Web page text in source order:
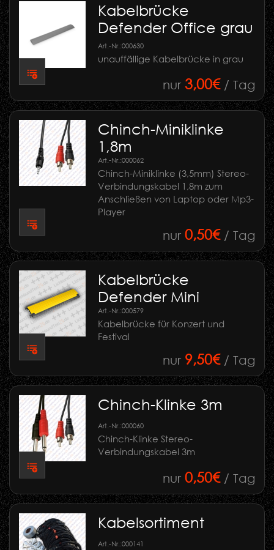
Kabelbrücke
Defender Office grau
unauffällige Kabelbrücke in grau
Art.-Nr.:000630
nur 3,00€/ Tag
Chinch-Miniklinke
1,8m
Chinch-Miniklinke (3,5mm) Stereo-
Verbindungskabel 1,8m zum
Anschließen von Laptop oder Mp3-
Player
Art.-Nr.:000062
nur 0,50€/ Tag
Kabelbrücke
Defender Mini
Kabelbrücke für Konzert und
Festival
Art.-Nr.:000579
nur 9,50€/ Tag
Chinch-Klinke 3m
Chinch-Klinke Stereo-
Verbindungskabel 3m
Art.-Nr.:000060
nur 0,50€/ Tag
Kabelsortiment
Art.-Nr.:000141